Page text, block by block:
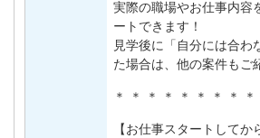
実際の職場やお仕事内容
ートできます！
見学後に「自分には合わ
た場合は、他の案件もご
＊ ＊ ＊ ＊ ＊ ＊ ＊ ＊ ＊
【お仕事スタートしてか